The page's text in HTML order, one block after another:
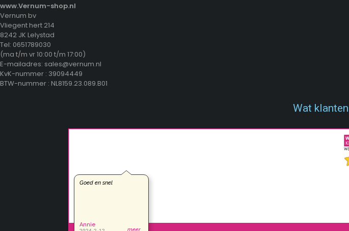
www.Vernum-shop.nl
Vernum bv
Vliegent hert 214
8242 JK Lelystad
Tel: 0651789030
(ma t/m vr 10:00 t/m 17:00)
E-mailadres: sales@vernum.nl
KvK-nummer : 39094449
BTW-nummer : NL8159.23.089.B01
Wat